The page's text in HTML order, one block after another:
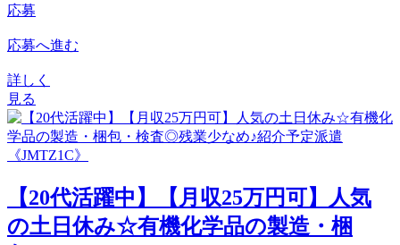
応募
応募へ進む
詳しく
見る
【20代活躍中】【月収25万円可】人気
の土日休み☆有機化学品の製造・梱